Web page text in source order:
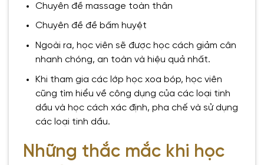
Chuyên đề massage toàn thân
Chuyên đề đề bấm huyệt
Ngoài ra, học viên sẽ được học cách giảm cân
nhanh chóng, an toàn và hiệu quả nhất.
Khi tham gia các lớp học xoa bóp, học viên
cũng tìm hiểu về công dụng của các loại tinh
dầu và học cách xác định, pha chế và sử dụng
các loại tinh dầu.
Những thắc mắc khi học